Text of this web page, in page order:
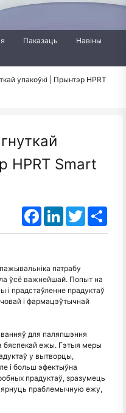
Паказаць
Навіны
упакоўкі | Прынтэр HPRT
HPRT Smart
FacebookLinkedInTwitter
патрабу
ўсё важнейшай. Попыт на
і прадстаўленне прадуктаў
і фармацэўтычнай
для паляпшэння
бяспекай ежы. Гэтыя меры
у вытворцы,
і больш эфектыўна
прадуктаў, зразумець
праблемычную ежу,